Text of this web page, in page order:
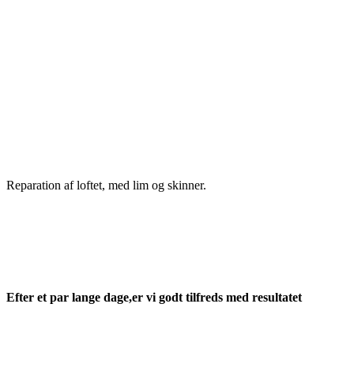
Reparation af loftet, med lim og skinner.
Efter et par lange dage,er vi godt tilfreds med resultatet